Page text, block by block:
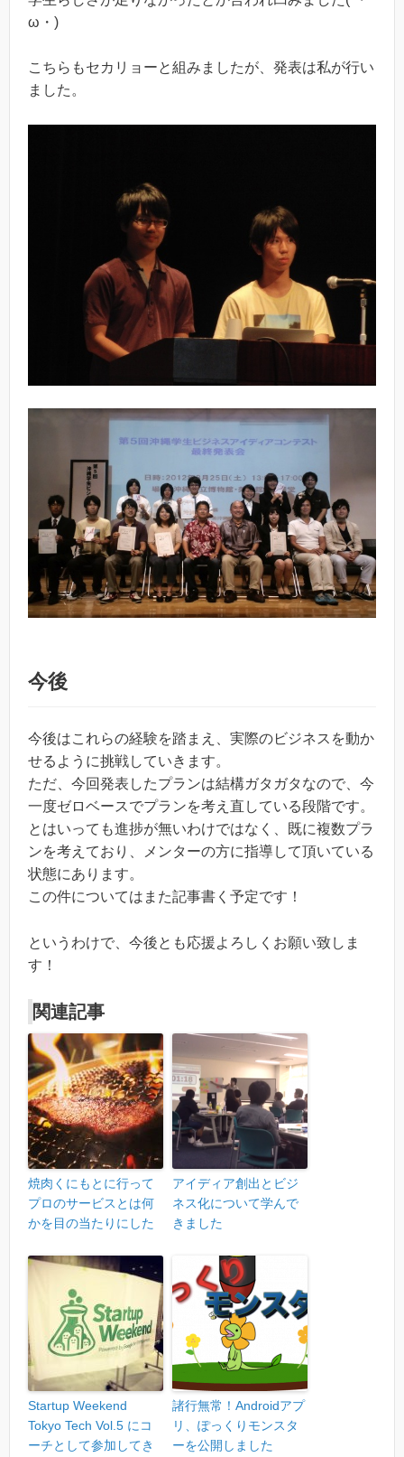
ω・)
こちらもセカリョーと組みましたが、発表は私が行い
ました。
今後
今後はこれらの経験を踏まえ、実際のビジネスを動か
せるように挑戦していきます。
ただ、今回発表したプランは結構ガタガタなので、今
一度ゼロベースでプランを考え直している段階です。
とはいっても進捗が無いわけではなく、既に複数プラ
ンを考えており、メンターの方に指導して頂いている
状態にあります。
この件についてはまた記事書く予定です！
というわけで、今後とも応援よろしくお願い致しま
す！
関連記事
焼肉くにもとに行って
プロのサービスとは何
かを目の当たりにした
アイディア創出とビジ
ネス化について学んで
きました
Startup Weekend
Tokyo Tech Vol.5 にコ
ーチとして参加してき
諸行無常！Androidアプ
リ、ぽっくりモンスタ
ーを公開しました